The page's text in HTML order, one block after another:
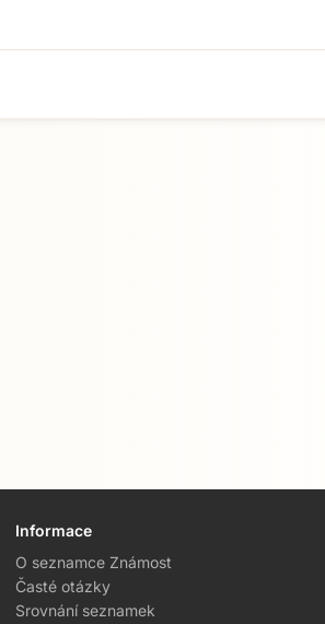
Informace
O seznamce Známost
Časté otázky
Srovnání seznamek